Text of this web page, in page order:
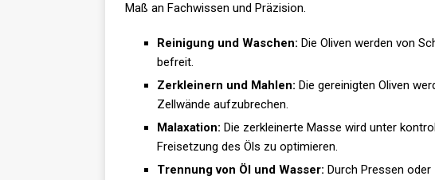
Maß an Fachwissen und Präzision.
Reinigung und Waschen: Die Oliven werden von
befreit.
Zerkleinern und Mahlen: Die gereinigten Oliven
Zellwände aufzubrechen.
Malaxation: Die zerkleinerte Masse wird unter
Freisetzung des Öls zu optimieren.
Trennung von Öl und Wasser: Durch Pressen